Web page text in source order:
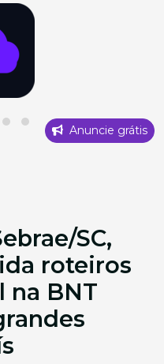
Anuncie grátis
SC,
roteiros
na BNT